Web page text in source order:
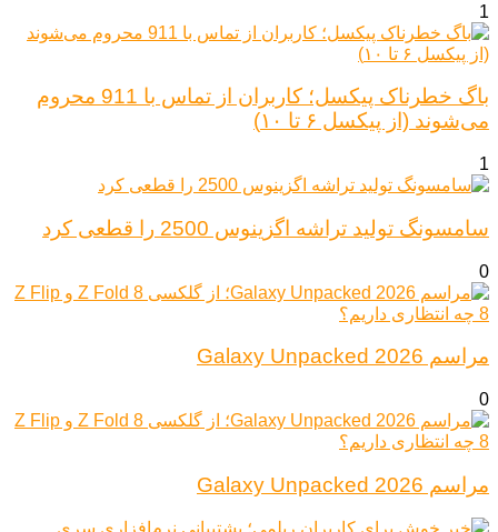
1
باگ خطرناک پیکسل؛ کاربران از تماس با 911 محروم
می‌شوند (از پیکسل ۶ تا ۱۰)
1
سامسونگ تولید تراشه اگزینوس 2500 را قطعی کرد
0
مراسم Galaxy Unpacked 2026
0
مراسم Galaxy Unpacked 2026